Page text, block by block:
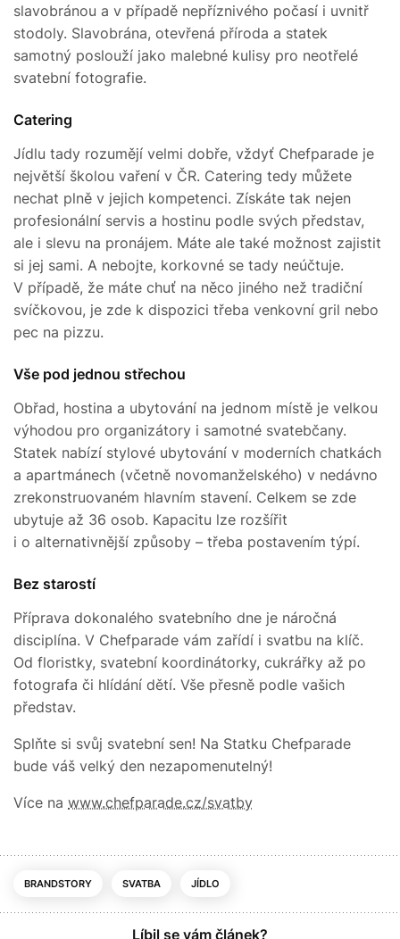
slavobránou a v případě nepříznivého počasí i uvnitř
stodoly. Slavobrána, otevřená příroda a statek
samotný poslouží jako malebné kulisy pro neotřelé
svatební fotografie.
Catering
Jídlu tady rozumějí velmi dobře, vždyť Chefparade je
největší školou vaření v ČR. Catering tedy můžete
nechat plně v jejich kompetenci. Získáte tak nejen
profesionální servis a hostinu podle svých představ,
ale i slevu na pronájem. Máte ale také možnost zajistit
si jej sami. A nebojte, korkovné se tady neúčtuje.
V případě, že máte chuť na něco jiného než tradiční
svíčkovou, je zde k dispozici třeba venkovní gril nebo
pec na pizzu.
Vše pod jednou střechou
Obřad, hostina a ubytování na jednom místě je velkou
výhodou pro organizátory i samotné svatebčany.
Statek nabízí stylové ubytování v moderních chatkách
a apartmánech (včetně novomanželského) v nedávno
zrekonstruovaném hlavním stavení. Celkem se zde
ubytuje až 36 osob. Kapacitu lze rozšířit
i o alternativnější způsoby – třeba postavením týpí.
Bez starostí
Příprava dokonalého svatebního dne je náročná
disciplína. V Chefparade vám zařídí i svatbu na klíč.
Od floristky, svatební koordinátorky, cukrářky až po
fotografa či hlídání dětí. Vše přesně podle vašich
představ.
Splňte si svůj svatební sen! Na Statku Chefparade
bude váš velký den nezapomenutelný!
Více na www.chefparade.cz/svatby
BRANDSTORY SVATBA JÍDLO
Líbil se vám článek?